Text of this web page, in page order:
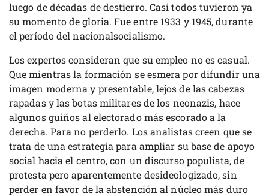
luego de décadas de destierro. Casi todos tuvieron ya
su momento de gloria. Fue entre 1933 y 1945, durante
el período del nacionalsocialismo.
Los expertos consideran que su empleo no es casual.
Que mientras la formación se esmera por difundir una
imagen moderna y presentable, lejos de las cabezas
rapadas y las botas militares de los neonazis, hace
algunos guiños al electorado más escorado a la
derecha. Para no perderlo. Los analistas creen que se
trata de una estrategia para ampliar su base de apoyo
social hacia el centro, con un discurso populista, de
protesta pero aparentemente desideologizado, sin
perder en favor de la abstención al núcleo más duro